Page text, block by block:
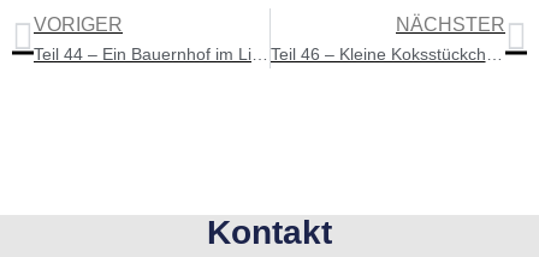
VORIGER
Teil 44 – Ein Bauernhof im Licht und Schatten der Geschichte
NÄCHSTER
Teil 46 – Kleine Koksstückchen brachten die ersehnte Wärme
Kontakt